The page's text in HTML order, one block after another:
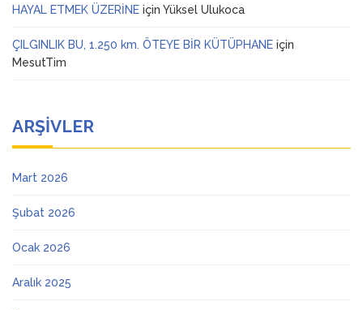
HAYAL ETMEK ÜZERİNE için Yüksel Ulukoca
ÇILGINLIK BU, 1.250 km. ÖTEYE BİR KÜTÜPHANE için
MesutTim
ARŞIVLER
Mart 2026
Şubat 2026
Ocak 2026
Aralık 2025